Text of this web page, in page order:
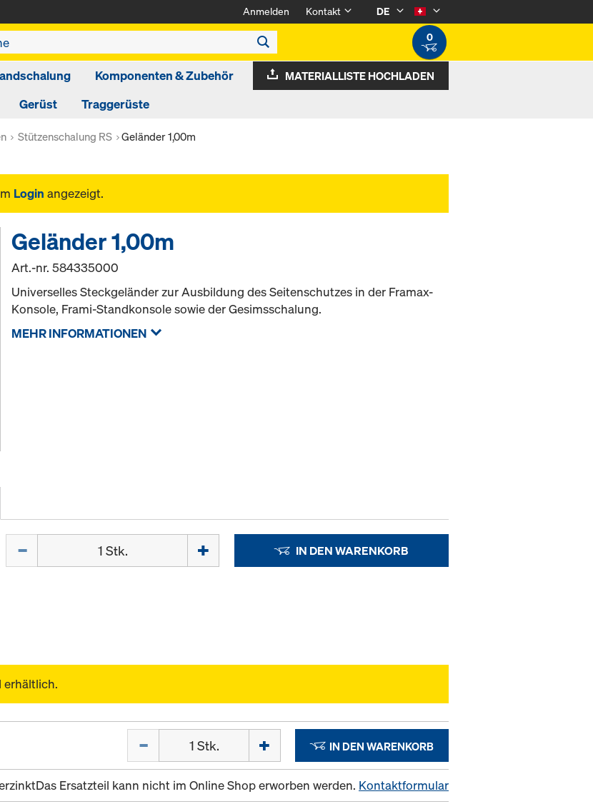
Anmelden Kontakt
DE
0
Komponenten & Zubehör
Gerüst Traggerüste
MATERIALLISTE HOCHLADEN
Stützenschalung RS Geländer 1,00m
Login angezeigt.
Geländer 1,00m
Art.-nr.584335000
Universelles Steckgeländer zur Ausbildung des Seitenschutzes in der Framax-
Konsole, Frami-Standkonsole sowie der Gesimsschalung.
MEHR INFORMATIONEN
IN DEN WARENKORB
erhältlich.
IN DEN WARENKORB
Das Ersatzteil kann nicht im Online Shop erworben werden. Kontaktformular